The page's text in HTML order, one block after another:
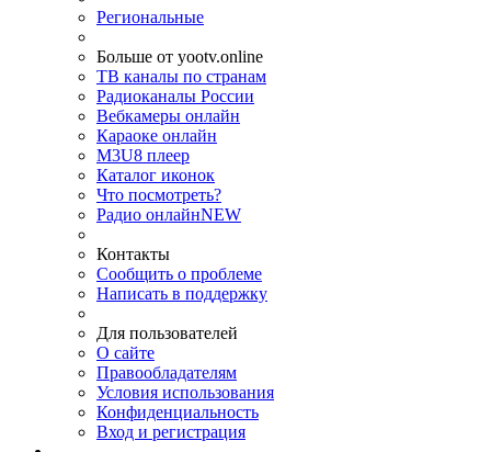
Региональные
Больше от yootv.online
ТВ каналы по странам
Радиоканалы России
Вебкамеры онлайн
Караоке онлайн
M3U8 плеер
Каталог иконок
Что посмотреть?
Радио онлайнNEW
Контакты
Сообщить о проблеме
Написать в поддержку
Для пользователей
О сайте
Правообладателям
Условия использования
Конфиденциальность
Вход и регистрация